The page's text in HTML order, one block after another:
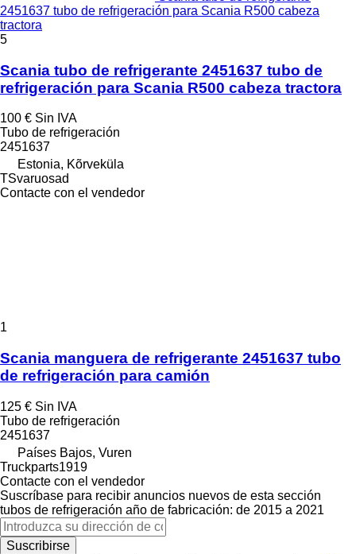
2451637 tubo de refrigeración para Scania R500 cabeza
tractora
5
Scania tubo de refrigerante 2451637 tubo de
refrigeración para Scania R500 cabeza tractora
100 € Sin IVA
Tubo de refrigeración
2451637
Estonia, Kõrveküla
TSvaruosad
Contacte con el vendedor
1
Scania manguera de refrigerante 2451637 tubo
de refrigeración para camión
125 € Sin IVA
Tubo de refrigeración
2451637
Países Bajos, Vuren
Truckparts1919
Contacte con el vendedor
Suscríbase para recibir anuncios nuevos de esta sección
tubos de refrigeración año de fabricación: de 2015 a 2021
Suscribirse